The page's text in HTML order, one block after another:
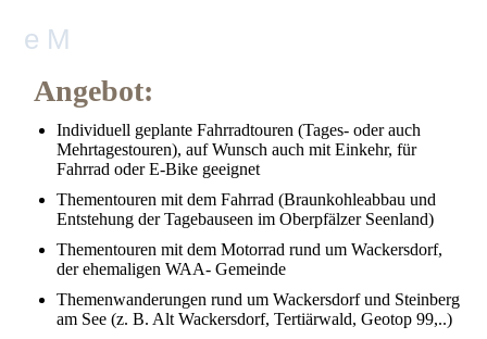
e M
Angebot:
Individuell geplante Fahrradtouren (Tages- oder auch
Mehrtagestouren), auf Wunsch auch mit Einkehr, für
Fahrrad oder E-Bike geeignet
Thementouren mit dem Fahrrad (Braunkohleabbau und
Entstehung der Tagebauseen im Oberpfälzer Seenland)
Thementouren mit dem Motorrad rund um Wackersdorf,
der ehemaligen WAA- Gemeinde
Themenwanderungen rund um Wackersdorf und Steinberg
am See (z. B. Alt Wackersdorf, Tertiärwald, Geotop 99,..)